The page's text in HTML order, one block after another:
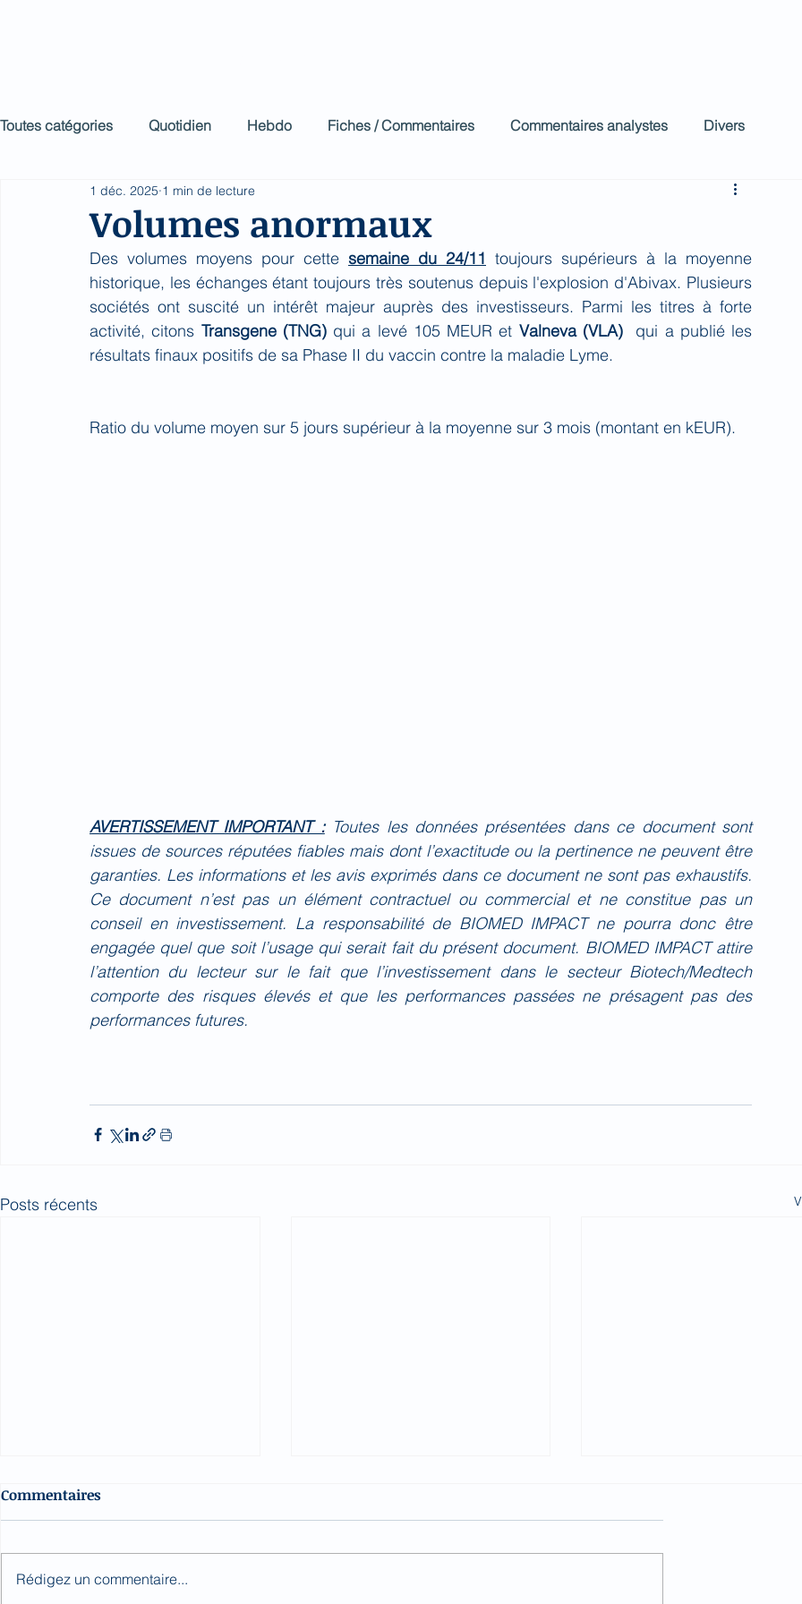
Toutes catégories Quotidien Hebdo Fiches / Commentaires Commentaires analystes Divers
Volumes anormaux
1 déc. 2025 1 min de lecture
Des volumes moyens pour cette semaine du 24/11 toujours supérieurs à la moyenne
historique, les échanges étant toujours très soutenus depuis l'explosion d'Abivax. Plusieurs
sociétés ont suscité un intérêt majeur auprès des investisseurs. Parmi les titres à forte
activité, citons Transgene (TNG) qui a levé 105 MEUR et Valneva (VLA)
  qui a publié les
résultats finaux positifs de sa Phase II du vaccin contre la maladie Lyme.
Ratio du volume moyen sur 5 jours supérieur à la moyenne sur 3 mois (montant en kEUR).
AVERTISSEMENT IMPORTANT : Toutes les données présentées dans ce document sont
issues de sources réputées fiables mais dont l’exactitude ou la pertinence ne peuvent être
garanties. Les informations et les avis exprimés dans ce document ne sont pas exhaustifs.
Ce document n’est pas un élément contractuel ou commercial et ne constitue pas un
conseil en investissement. La responsabilité de BIOMED IMPACT ne pourra donc être
engagée quel que soit l’usage qui serait fait du présent document. BIOMED IMPACT attire
l’attention du lecteur sur le fait que l’investissement dans le secteur Biotech/Medtech
comporte des risques élevés et que les performances passées ne présagent pas des
performances futures.
Posts récents
Commentaires
Rédigez un commentaire...